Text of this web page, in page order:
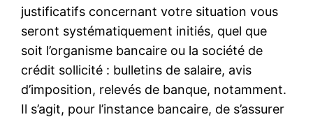
justificatifs concernant votre situation vous
seront systématiquement initiés, quel que
soit l’organisme bancaire ou la société de
crédit sollicité : bulletins de salaire, avis
d’imposition, relevés de banque, notamment.
Il s’agit, pour l’instance bancaire, de s’assurer